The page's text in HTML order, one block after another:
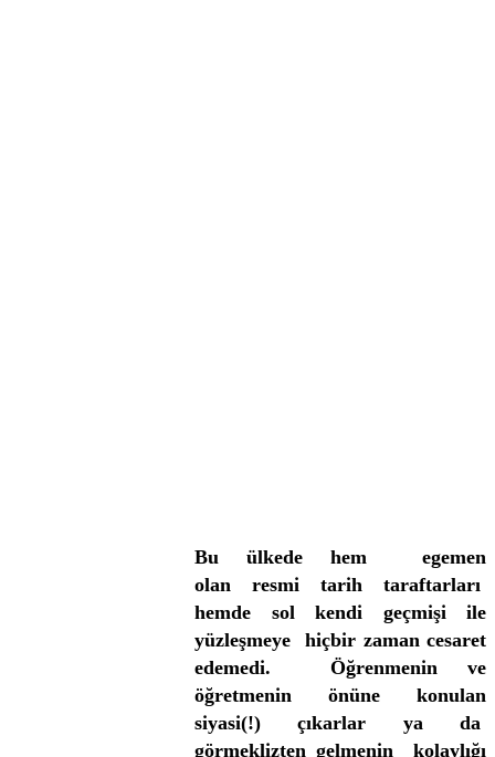
Bu ülkede hem egemen
olan resmi tarih taraftarları
hemde sol kendi geçmişi ile
yüzleşmeye hiçbir zaman cesaret
edemedi. Öğrenmenin ve
öğretmenin önüne konulan
siyasi(!) çıkarlar ya da
görmeklizten gelmenin kolaylığı